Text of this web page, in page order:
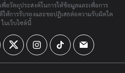
อวัตถุประสงค์ในการให้ข้อมูลและเพื่อการ
ห้การรับรองและขอปฏิเสธต่อความรับผิดใด
ในเว็บไซต์นี้